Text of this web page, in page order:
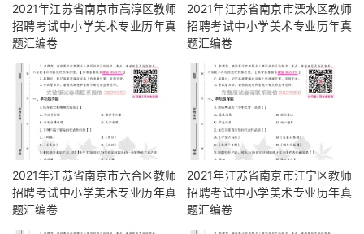
2021年江苏省南京市高淳区教师
招聘考试中小学美术专业历年真
题汇编卷
2021年江苏省南京市溧水区教师
招聘考试中小学美术专业历年真
题汇编卷
2021年江苏省南京市六合区教师
招聘考试中小学美术专业历年真
题汇编卷
2021年江苏省南京市江宁区教师
招聘考试中小学美术专业历年真
题汇编卷